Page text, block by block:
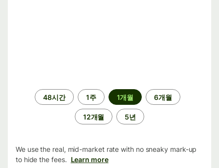
48시간 1주 1개월 6개월
12개월 5년
We use the real, mid-market rate with no sneaky mark-up
to hide the fees. Learn more